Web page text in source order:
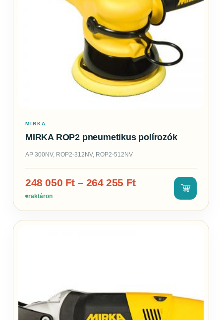
MIRKA
MIRKA ROP2 pneumetikus polírozók
AP 300NV, ROP2-312NV, ROP2-512NV
248 050 Ft – 264 255 Ft
raktáron